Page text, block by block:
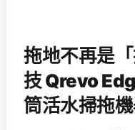
拖地不再是
技 Qrevo
筒活水掃拖